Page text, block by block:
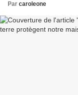
Par caroleone